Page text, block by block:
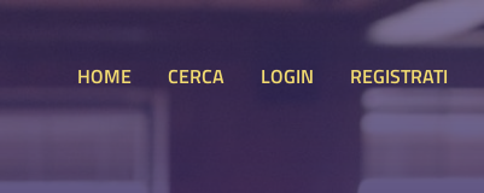
HOME CERCA LOGIN REGISTRATI